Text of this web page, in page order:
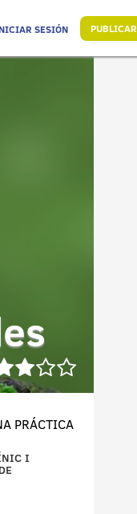
SESIÓN PUBLICAR
PRÁCTICA
I